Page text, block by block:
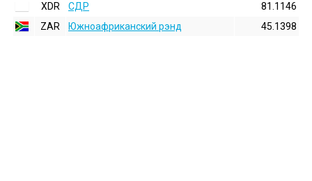
XDR
СДР
81.1146
ZAR
Южноафриканский рэнд 45.1398